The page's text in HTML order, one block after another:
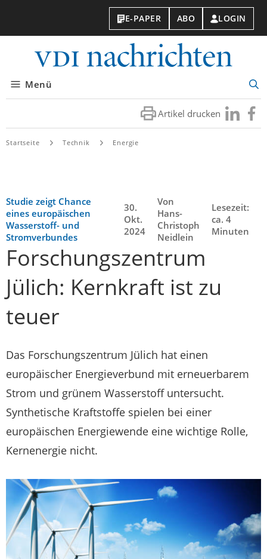
E-PAPER ABO LOGIN
Menü
Artikel drucken Besuchen
Sie
Sie
Startseite Technik Energie
Studie zeigt Chance
eines europäischen
Wasserstoff- und
Stromverbundes
30.
Okt.
2024
Von
Hans-
Christoph
Neidlein
Lesezeit:
ca. 4
Minuten
Forschungszentrum
Jülich: Kernkraft ist zu
teuer
Das Forschungszentrum Jülich hat einen
europäischer Energieverbund mit erneuerbarem
Strom und grünem Wasserstoff untersucht.
Synthetische Kraftstoffe spielen bei einer
europäischen Energiewende eine wichtige Rolle,
Kernenergie nicht.